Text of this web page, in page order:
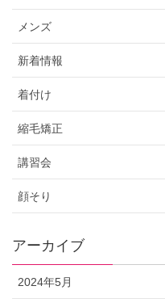
メンズ
新着情報
着付け
縮毛矯正
講習会
顔そり
アーカイブ
2024年5月